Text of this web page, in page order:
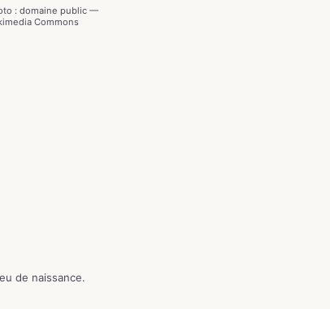
: domaine public —
Commons
de naissance.